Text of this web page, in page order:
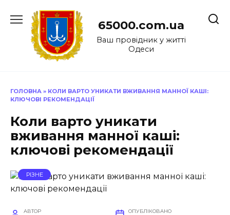
до
65000.com.ua
Ваш провідник у житті
Одеси
ГОЛОВНА » КОЛИ ВАРТО УНИКАТИ ВЖИВАННЯ МАННОЇ КАШІ:
КЛЮЧОВІ РЕКОМЕНДАЦІЇ
Коли варто уникати
вживання манної каші:
ключові рекомендації
РІЗНЕ
АВТОР ОПУБЛІКОВАНО